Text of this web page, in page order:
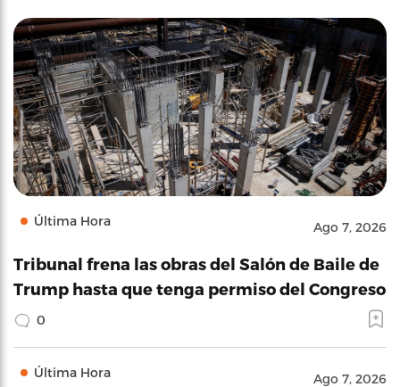
Última Hora Ago 7, 2026
Tribunal frena las obras del Salón de Baile de
Trump hasta que tenga permiso del Congreso
0
Última Hora Ago 7, 2026